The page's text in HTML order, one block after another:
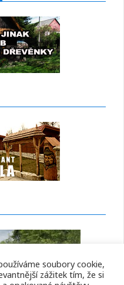
soubory cookie,
zážitek tím, že si